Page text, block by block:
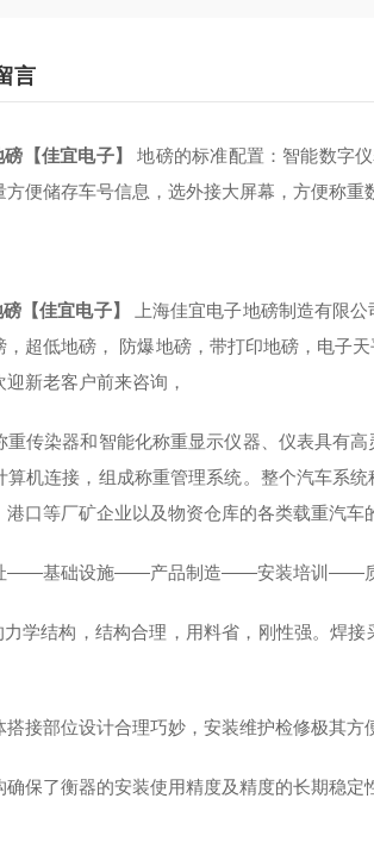
言
磅【佳宜电子】地磅的标准配置：智能数字
便储存车号信息，选外接大屏幕，方便称重
【佳宜电子】
上海佳宜电子地磅制造有限
超低地磅， 防爆地磅，带打印地磅，电子
新老客户前来咨询，
重传染器和智能化称重显示仪器、仪表具有
算机连接，组成称重管理系统。整个汽车系
口等厂矿企业以及物资仓库的各类载重汽车
——基础设施——产品制造——安装培训——质
学结构，结构合理，用料省，刚性强。焊
接部位设计合理巧妙，安装维护检修极其方
确保了衡器的安装使用精度及精度的长期稳定